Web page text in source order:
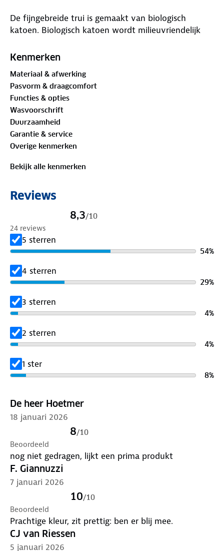
De fijngebreide trui is gemaakt van biologisch
katoen. Biologisch katoen wordt milieuvriendelijk
Een goede basic om standaard in je kast te hebben
donkergroen, lichtblauw, lichtbruin, navy of petrol?
Materiaal
100%biologisch katoen
Is je kleding aan vervanging toe? Lever het in bij
onze winkels. Wij geven er een nieuwe bestemming
aan.
Kenmerken
Materiaal & afwerking
Pasvorm & draagcomfort
Functies & opties
Wasvoorschrift
Duurzaamheid
Garantie & service
Overige kenmerken
Bekijk alle kenmerken
Reviews
8,3/10
24 reviews
5 sterren
54%
4 sterren
29%
3 sterren
4%
2 sterren
4%
1 ster
8%
De heer Hoetmer
18 januari 2026
8/10
Beoordeeld
nog niet gedragen, lijkt een prima produkt
F. Giannuzzi
7 januari 2026
10/10
Beoordeeld
Prachtige kleur, zit prettig: ben er blij mee.
CJ van Riessen
5 januari 2026